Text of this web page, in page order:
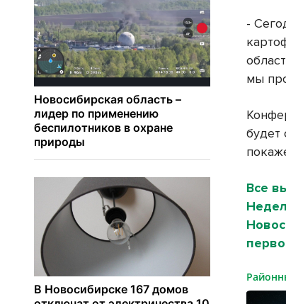
-
мы
будет
Все